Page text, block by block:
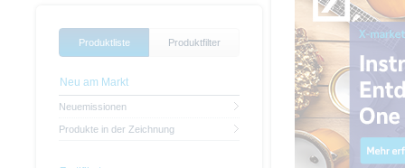
Produktliste Produktfilter
Neu am Markt
Neuemissionen
Produkte in der Zeichnung